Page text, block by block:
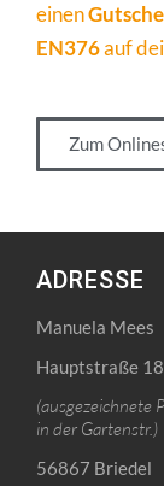
einen
EN376auf
Zum
ADRESSE
Manuela Mees
Hauptstraße
(ausgezeichnete
in der Gartenstr.)
56867 Briedel